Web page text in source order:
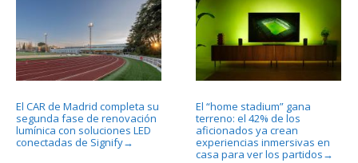
El CAR de Madrid completa su
segunda fase de renovación
lumínica con soluciones LED
conectadas de Signify→
El “home stadium” gana
terreno: el 42% de los
aficionados ya crean
experiencias inmersivas en
casa para ver los partidos →